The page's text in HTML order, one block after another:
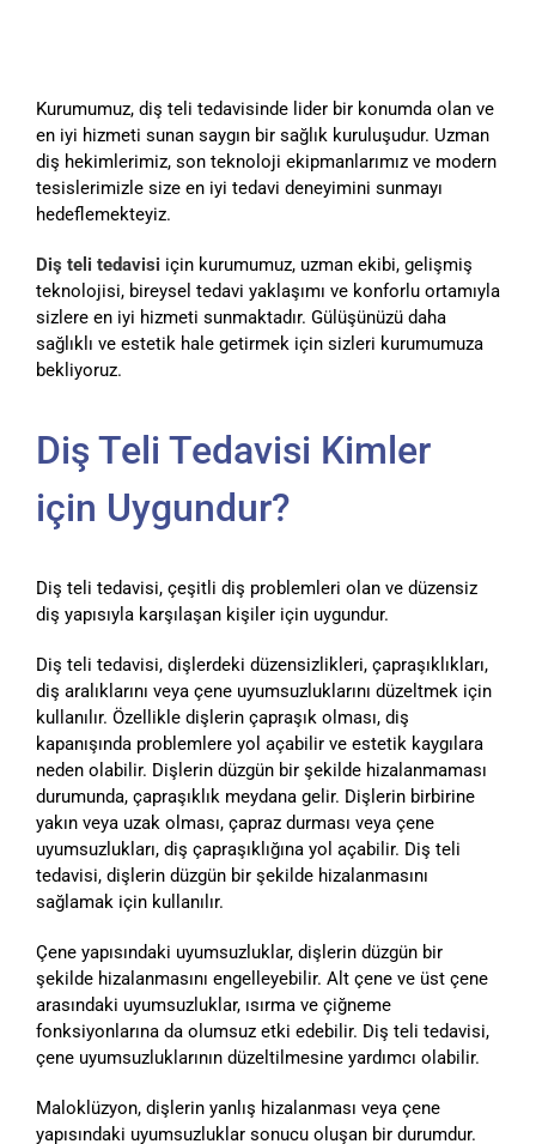
Kurumumuz, diş teli tedavisinde lider bir konumda olan ve
en iyi hizmeti sunan saygın bir sağlık kuruluşudur. Uzman
diş hekimlerimiz, son teknoloji ekipmanlarımız ve modern
tesislerimizle size en iyi tedavi deneyimini sunmayı
hedeflemekteyiz.
Diş teli tedavisi için kurumumuz, uzman ekibi, gelişmiş
teknolojisi, bireysel tedavi yaklaşımı ve konforlu ortamıyla
sizlere en iyi hizmeti sunmaktadır. Gülüşünüzü daha
sağlıklı ve estetik hale getirmek için sizleri kurumumuza
bekliyoruz.
Diş Teli Tedavisi Kimler
için Uygundur?
Diş teli tedavisi, çeşitli diş problemleri olan ve düzensiz
diş yapısıyla karşılaşan kişiler için uygundur.
Diş teli tedavisi, dişlerdeki düzensizlikleri, çapraşıklıkları,
diş aralıklarını veya çene uyumsuzluklarını düzeltmek için
kullanılır. Özellikle dişlerin çapraşık olması, diş
kapanışında problemlere yol açabilir ve estetik kaygılara
neden olabilir. Dişlerin düzgün bir şekilde hizalanmaması
durumunda, çapraşıklık meydana gelir. Dişlerin birbirine
yakın veya uzak olması, çapraz durması veya çene
uyumsuzlukları, diş çapraşıklığına yol açabilir. Diş teli
tedavisi, dişlerin düzgün bir şekilde hizalanmasını
sağlamak için kullanılır.
Çene yapısındaki uyumsuzluklar, dişlerin düzgün bir
şekilde hizalanmasını engelleyebilir. Alt çene ve üst çene
arasındaki uyumsuzluklar, ısırma ve çiğneme
fonksiyonlarına da olumsuz etki edebilir. Diş teli tedavisi,
çene uyumsuzluklarının düzeltilmesine yardımcı olabilir.
Maloklüzyon, dişlerin yanlış hizalanması veya çene
yapısındaki uyumsuzluklar sonucu oluşan bir durumdur.